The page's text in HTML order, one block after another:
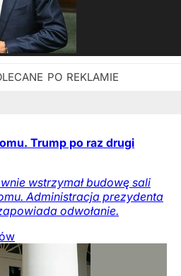
Trump po raz drugi
wstrzymał budowę sali
Administracja prezydenta
odwołanie.